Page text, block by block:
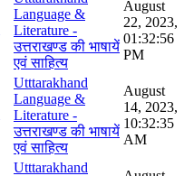
Language &
Literature -
उत्तराखण्ड की भाषायें
एवं साहित्य
August
22, 2023,
01:32:56
PM
Utttarakhand
Language &
Literature -
उत्तराखण्ड की भाषायें
एवं साहित्य
August
14, 2023,
10:32:35
AM
Utttarakhand